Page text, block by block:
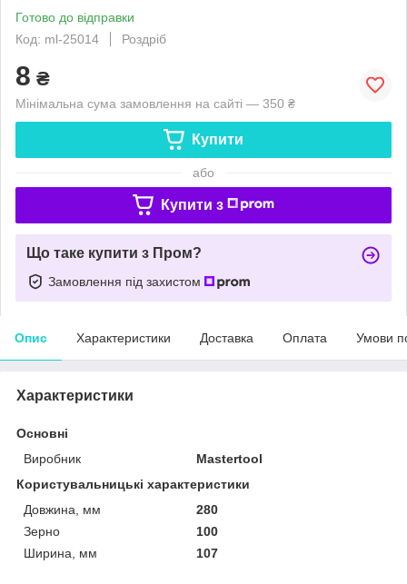
Готово до відправки
Код: ml-25014
Роздріб
8 ₴
Мінімальна сума замовлення на сайті — 350 ₴
Купити
або
Купити з
Що таке купити з Пром?
Замовлення під захистом
Опис Характеристики Доставка Оплата Умови
Характеристики
Основні
Виробник
Mastertool
Користувальницькі характеристики
Довжина, мм
280
Зерно
100
Ширина, мм
107